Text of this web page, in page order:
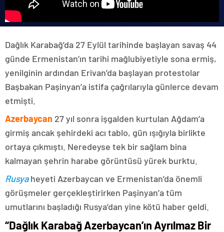
Dağlık Karabağ’da 27 Eylül tarihinde başlayan savaş 44
günde Ermenistan’ın tarihi mağlubiyetiyle sona ermiş,
yenilginin ardından Erivan’da başlayan protestolar
Başbakan Paşinyan’a istifa çağrılarıyla günlerce devam
etmişti.
Azerbaycan 27 yıl sonra işgalden kurtulan Ağdam’a
girmiş ancak şehirdeki acı tablo, gün ışığıyla birlikte
ortaya çıkmıştı. Neredeyse tek bir sağlam bina
kalmayan şehrin harabe görüntüsü yürek burktu.
Rusyaheyeti Azerbaycan ve Ermenistan’da önemli
görüşmeler gerçekleştirirken Paşinyan’a tüm
umutlarını başladığı Rusya’dan yine kötü haber geldi.
“Dağlık Karabağ Azerbaycan’ın Ayrılmaz Bir